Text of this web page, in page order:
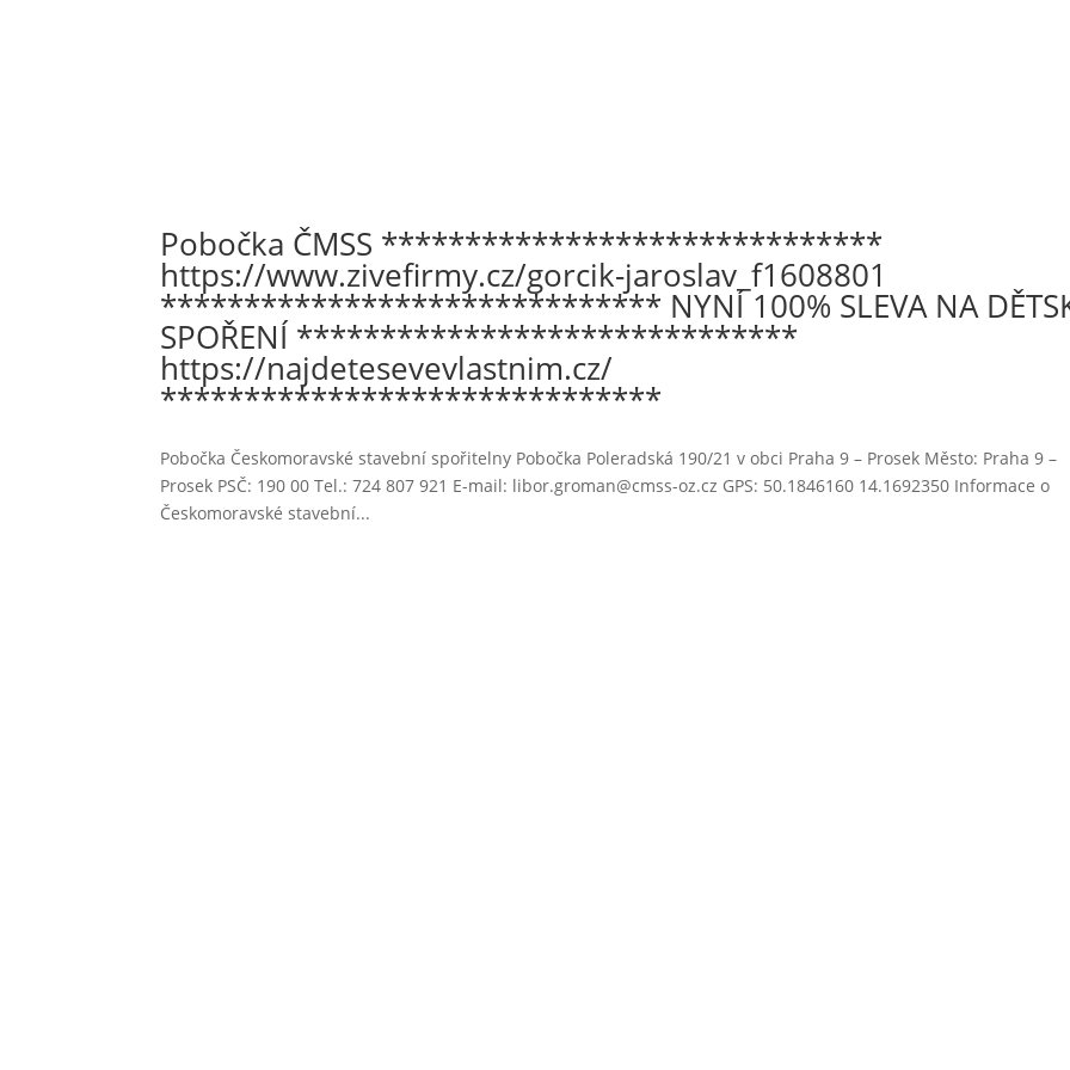
Pobočka ČMSS ******************************
https://www.zivefirmy.cz/gorcik-jaroslav_f1608801
****************************** NYNÍ 100% SLEVA NA
SPOŘENÍ ******************************
https://najdetesevevlastnim.cz/
******************************
Pobočka Českomoravské stavební spořitelny Pobočka Poleradská 190/21 v obci Praha 9 – Prosek Město: Praha 9 –
Prosek PSČ: 190 00 Tel.: 724 807 921 E-mail: libor.groman@cmss-oz.cz GPS: 50.1846160 14.1692350 Informace o
Českomoravské stavební...